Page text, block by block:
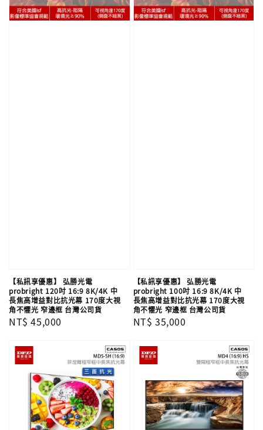
【私訊享優惠】 弘勝光電
probright 120吋 16:9 8K/4K 中
長焦高增益對比抗光幕 170度大視
角不懼光 窄邊框 台灣公司貨
Regular
NT$ 45,000
【私訊享優惠】 弘勝光電
probright 100吋 16:9 8K/4K 中
長焦高增益對比抗光幕 170度大視
角不懼光 窄邊框 台灣公司貨
Regular
NT$ 35,000